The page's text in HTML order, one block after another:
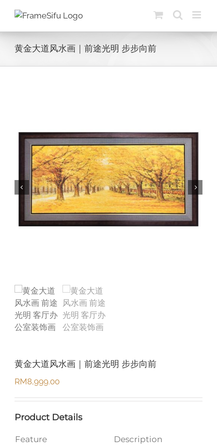
content
黄金大道风水画｜前途光明 步步向前
黄金大道风水画｜前途光明 步步向前
RM8,999.00
Product Details
Feature
Description